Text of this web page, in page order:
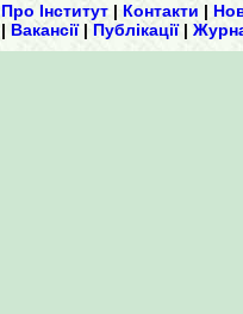
Про Інститут | Контакти |
| Вакансії| Публікації|